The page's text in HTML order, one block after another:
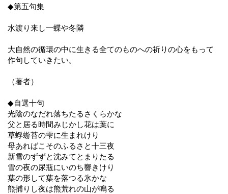
◆第五句集
水渡り来し一蝶や冬隣
大自然の循環の中に生きる全てのものへの祈りの心をもって
作句していきたい。
（著者）
◆自選十句
光陰のなだれ落ちたるさくらかな
父と居る時間みじかし花は葉に
草蜉蝣苔の雫に生まれけり
母あればこそのふるさと十三夜
新雪のずずと沈みてとまりたる
雪の夜の尿瓶にいのち響きけり
葉の形して葉を落つる氷かな
熊捕りし夜は熊荒れの山が鳴る